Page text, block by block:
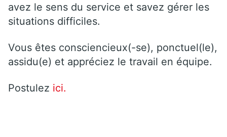
avez le sens du service et savez gérer les
situations difficiles.
Vous êtes consciencieux(-se), ponctuel(le),
assidu(e) et appréciez le travail en équipe.
Postulez ici.